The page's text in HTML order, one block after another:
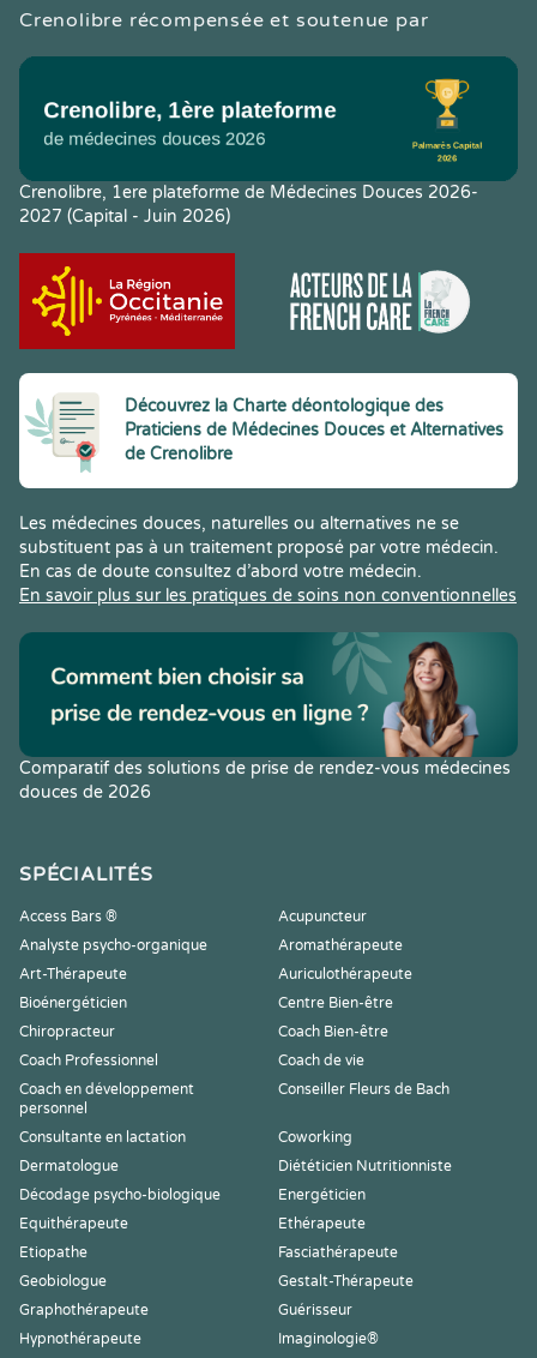
Crenolibre récompensée et soutenue par
Crenolibre, 1ere plateforme de Médecines Douces 2026-
2027 (Capital - Juin 2026)
Découvrez la Charte déontologique des
Praticiens de Médecines Douces et Alternatives
de Crenolibre
Les médecines douces, naturelles ou alternatives ne se
substituent pas à un traitement proposé par votre médecin.
En cas de doute consultez d’abord votre médecin.
En savoir plus sur les pratiques de soins non conventionnelles
Comparatif des solutions de prise de rendez-vous médecines
douces de 2026
SPÉCIALITÉS
Access Bars ®
Acupuncteur
Analyste psycho-organique
Aromathérapeute
Art-Thérapeute
Auriculothérapeute
Bioénergéticien
Centre Bien-être
Chiropracteur
Coach Bien-être
Coach Professionnel
Coach de vie
Coach en développement
personnel
Conseiller Fleurs de Bach
Consultante en lactation
Coworking
Dermatologue
Diététicien Nutritionniste
Décodage psycho-biologique
Energéticien
Equithérapeute
Ethérapeute
Etiopathe
Fasciathérapeute
Geobiologue
Gestalt-Thérapeute
Graphothérapeute
Guérisseur
Hypnothérapeute
Imaginologie®